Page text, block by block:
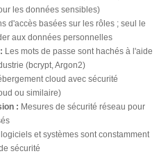
les données sensibles)
d'accès basées sur les rôles ; seul le
aux données personnelles
Les mots de passe sont hachés à l'aide
(bcrypt, Argon2)
cloud avec sécurité
ou similaire)
: Mesures de sécurité réseau pour
et systèmes sont constamment
sécurité